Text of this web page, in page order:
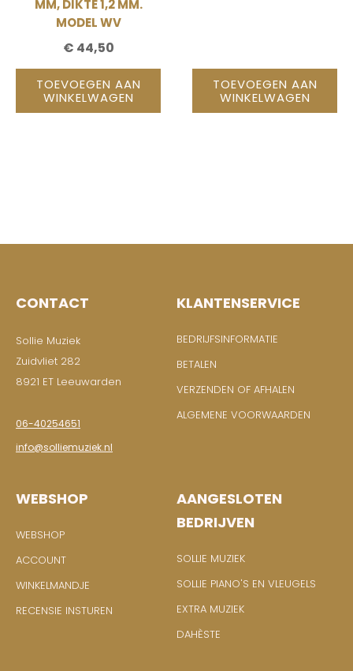
MM, DIKTE 1,2 MM.
MODEL WV
€ 44,50
TOEVOEGEN AAN
WINKELWAGEN
TOEVOEGEN AAN
WINKELWAGEN
CONTACT
Sollie Muziek
Zuidvliet 282
8921 ET Leeuwarden
06-40254651
info@solliemuziek.nl
KLANTENSERVICE
BEDRIJFSINFORMATIE
BETALEN
VERZENDEN OF AFHALEN
ALGEMENE VOORWAARDEN
WEBSHOP
WEBSHOP
ACCOUNT
WINKELMANDJE
RECENSIE INSTUREN
AANGESLOTEN
BEDRIJVEN
SOLLIE MUZIEK
SOLLIE PIANO'S EN VLEUGELS
EXTRA MUZIEK
DAHÈSTE